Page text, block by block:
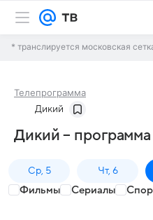
* транслируется московская
Телепрограмма
Дикий
Дикий –
Ср, 5 Чт, 6
Фильмы Сериалы